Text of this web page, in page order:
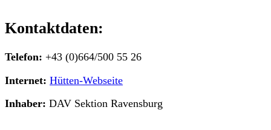
Kontaktdaten:
Telefon: +43 (0)664/500 55 26
Internet: Hütten-Webseite
Inhaber: DAV Sektion Ravensburg